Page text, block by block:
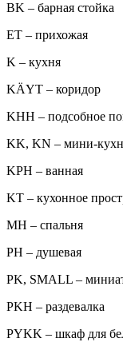
BK – барная стойка
ET – прихожая
K – кухня
KÄYT – коридор
KHH – подсобное
KK, KN – мини-
KPH – ванная
KT – кухонное
MH – спальня
PH – душевая
PK, SMALL –
PKH – раздевалка
PYKK – шкаф для